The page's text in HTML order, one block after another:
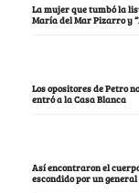
La mujer que tumbó la
María del Mar Pizarro y
Los opositores de Petro
entró a la Casa Blanca
Así encontraron el
escondido por un